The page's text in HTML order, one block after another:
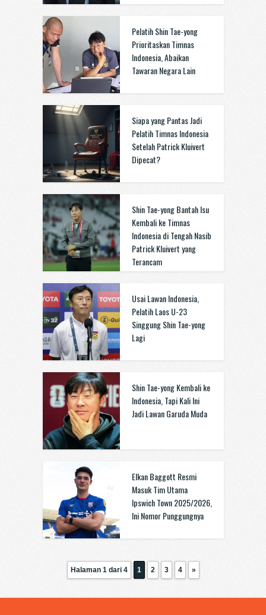
Pelatih Shin Tae-yong
Prioritaskan Timnas
Indonesia, Abaikan
Tawaran Negara Lain
Siapa yang Pantas Jadi
Pelatih Timnas Indonesia
Setelah Patrick Kluivert
Dipecat?
Shin Tae-yong Bantah Isu
Kembali ke Timnas
Indonesia di Tengah Nasib
Patrick Kluivert yang
Terancam
Usai Lawan Indonesia,
Pelatih Laos U-23
Singgung Shin Tae-yong
Lagi
Shin Tae-yong Kembali ke
Indonesia, Tapi Kali Ini
Jadi Lawan Garuda Muda
Elkan Baggott Resmi
Masuk Tim Utama
Ipswich Town 2025/2026,
Ini Nomor Punggungnya
Halaman 1 dari 4 1 2 3 4 »